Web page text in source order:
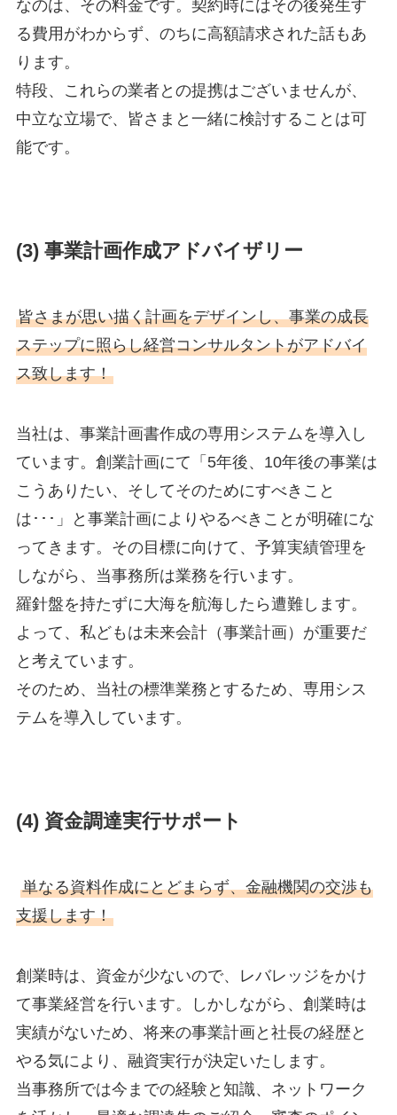
なのは、その料金です。契約時にはその後発生す
る費用がわからず、のちに高額請求された話もあ
ります。
特段、これらの業者との提携はございませんが、
中立な立場で、皆さまと一緒に検討することは可
能です。
(3) 事業計画作成アドバイザリー
皆さまが思い描く計画をデザインし、事業の成長
ステップに照らし経営コンサルタントがアドバイ
ス致します！
当社は、事業計画書作成の専用システムを導入し
ています。創業計画にて「5年後、10年後の事業は
こうありたい、そしてそのためにすべきこと
は･･･」と事業計画によりやるべきことが明確にな
ってきます。その目標に向けて、予算実績管理を
しながら、当事務所は業務を行います。
羅針盤を持たずに大海を航海したら遭難します。
よって、私どもは未来会計（事業計画）が重要だ
と考えています。
そのため、当社の標準業務とするため、専用シス
テムを導入しています。
(4) 資金調達実行サポート
単なる資料作成にとどまらず、金融機関の交渉も
支援します！
創業時は、資金が少ないので、レバレッジをかけ
て事業経営を行います。しかしながら、創業時は
実績がないため、将来の事業計画と社長の経歴と
やる気により、融資実行が決定いたします。
当事務所では今までの経験と知識、ネットワーク